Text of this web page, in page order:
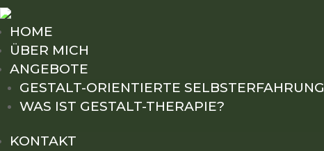
HOME
ÜBER MICH
ANGEBOTE
GESTALT-ORIENTIERTE SELBSTERFAHRUNG
WAS IST GESTALT-THERAPIE?
KONTAKT